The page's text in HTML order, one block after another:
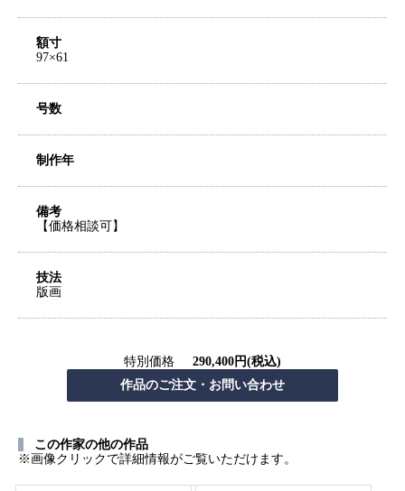
額寸
97×61
号数
制作年
備考
【価格相談可】
技法
版画
特別価格 290,400円(税込)
この作家の他の作品
※画像クリックで詳細情報がご覧いただけます。